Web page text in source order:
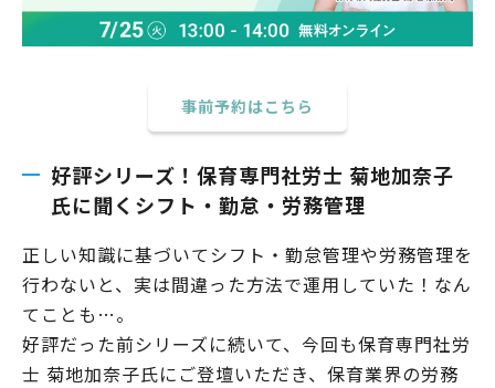
事前予約はこちら
好評シリーズ！保育専門社労士 菊地加奈子
氏に聞くシフト・勤怠・労務管理
正しい知識に基づいてシフト・勤怠管理や労務管理を
行わないと、実は間違った方法で運用していた！なん
てことも…。
好評だった前シリーズに続いて、今回も保育専門社労
士 菊地加奈子氏にご登壇いただき、保育業界の労務